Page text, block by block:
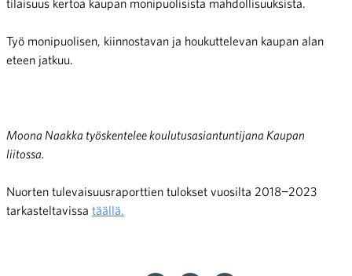
tilaisuus kertoa kaupan monipuolisista mahdollisuuksista.
Työ monipuolisen, kiinnostavan ja houkuttelevan kaupan alan
eteen jatkuu.
Moona Naakka työskentelee koulutusasiantuntijana Kaupan
liitossa.
Nuorten tulevaisuusraporttien tulokset vuosilta 2018−2023
tarkasteltavissa täällä.